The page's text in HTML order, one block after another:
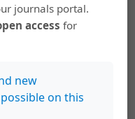
y elegía en la
nacionalista,
Káñina (Julio-
de ciudad
poeta en "Oda a
journals portal.
access for
new
on this